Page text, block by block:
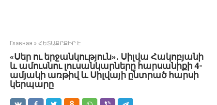
Главная » ՀԵՏԱՔՐՔԻՐ Է
«Սեր ու երջանկություն»․ Սիլվա Հակոբյանի
և ամուսնու լուսանկարները հարսանիքի 4-
ամյակի առթիվ և Սիլվայի ընտրած հարսի
կերպարը